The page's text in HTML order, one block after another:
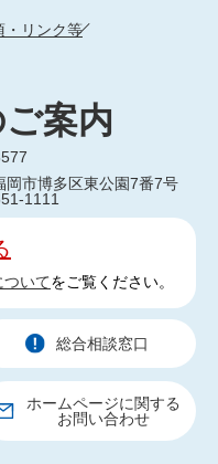
・リンク等
案内
岡市博多区東公園7番7号
1111
ついてをご覧ください。
総合相談窓口
ホームページに関する
お問い合わせ